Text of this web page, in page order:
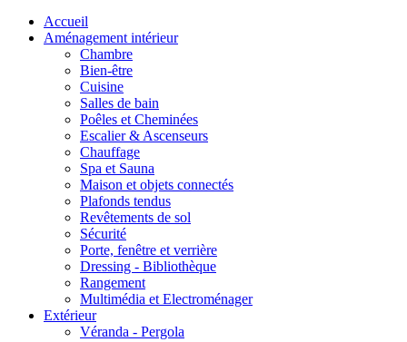
Accueil
Aménagement intérieur
Chambre
Bien-être
Cuisine
Salles de bain
Poêles et Cheminées
Escalier & Ascenseurs
Chauffage
Spa et Sauna
Maison et objets connectés
Plafonds tendus
Revêtements de sol
Sécurité
Porte, fenêtre et verrière
Dressing - Bibliothèque
Rangement
Multimédia et Electroménager
Extérieur
Véranda - Pergola